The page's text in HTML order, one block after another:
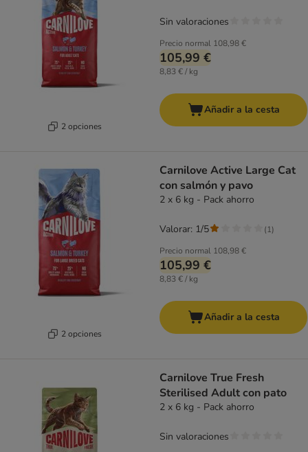
2 opciones
Precio normal 108,98 €
105,99 €
8,83 € / kg
Sin valoraciones
Añadir a la cesta
2 opciones
Carnilove Active Large Cat
con salmón y pavo
2 x 6 kg - Pack ahorro
Precio normal 108,98 €
105,99 €
8,83 € / kg
Valorar: 1/5 (1)
Añadir a la cesta
Carnilove True Fresh
Sterilised Adult con pato
2 x 6 kg - Pack ahorro
Sin valoraciones